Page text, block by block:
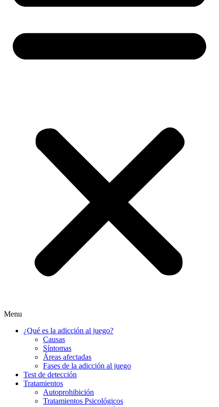
Menu
¿Qué es la adicción al juego?
Causas
Síntomas
Áreas afectadas
Fases de la adicción al juego
Test de detección
Tratamientos
Autoprohibición
Tratamientos Psicológicos